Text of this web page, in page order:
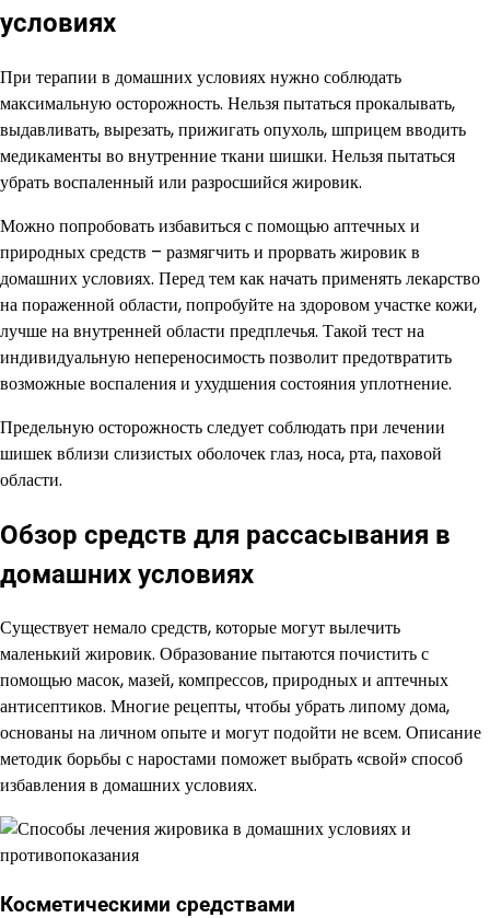
условиях
При терапии в домашних условиях нужно соблюдать
максимальную осторожность. Нельзя пытаться прокалывать,
выдавливать, вырезать, прижигать опухоль, шприцем вводить
медикаменты во внутренние ткани шишки. Нельзя пытаться
убрать воспаленный или разросшийся жировик.
Можно попробовать избавиться с помощью аптечных и
природных средств – размягчить и прорвать жировик в
домашних условиях. Перед тем как начать применять лекарство
на пораженной области, попробуйте на здоровом участке кожи,
лучше на внутренней области предплечья. Такой тест на
индивидуальную непереносимость позволит предотвратить
возможные воспаления и ухудшения состояния уплотнение.
Предельную осторожность следует соблюдать при лечении
шишек вблизи слизистых оболочек глаз, носа, рта, паховой
области.
Обзор средств для рассасывания в
домашних условиях
Существует немало средств, которые могут вылечить
маленький жировик. Образование пытаются почистить с
помощью масок, мазей, компрессов, природных и аптечных
антисептиков. Многие рецепты, чтобы убрать липому дома,
основаны на личном опыте и могут подойти не всем. Описание
методик борьбы с наростами поможет выбрать «свой» способ
избавления в домашних условиях.
Косметическими средствами